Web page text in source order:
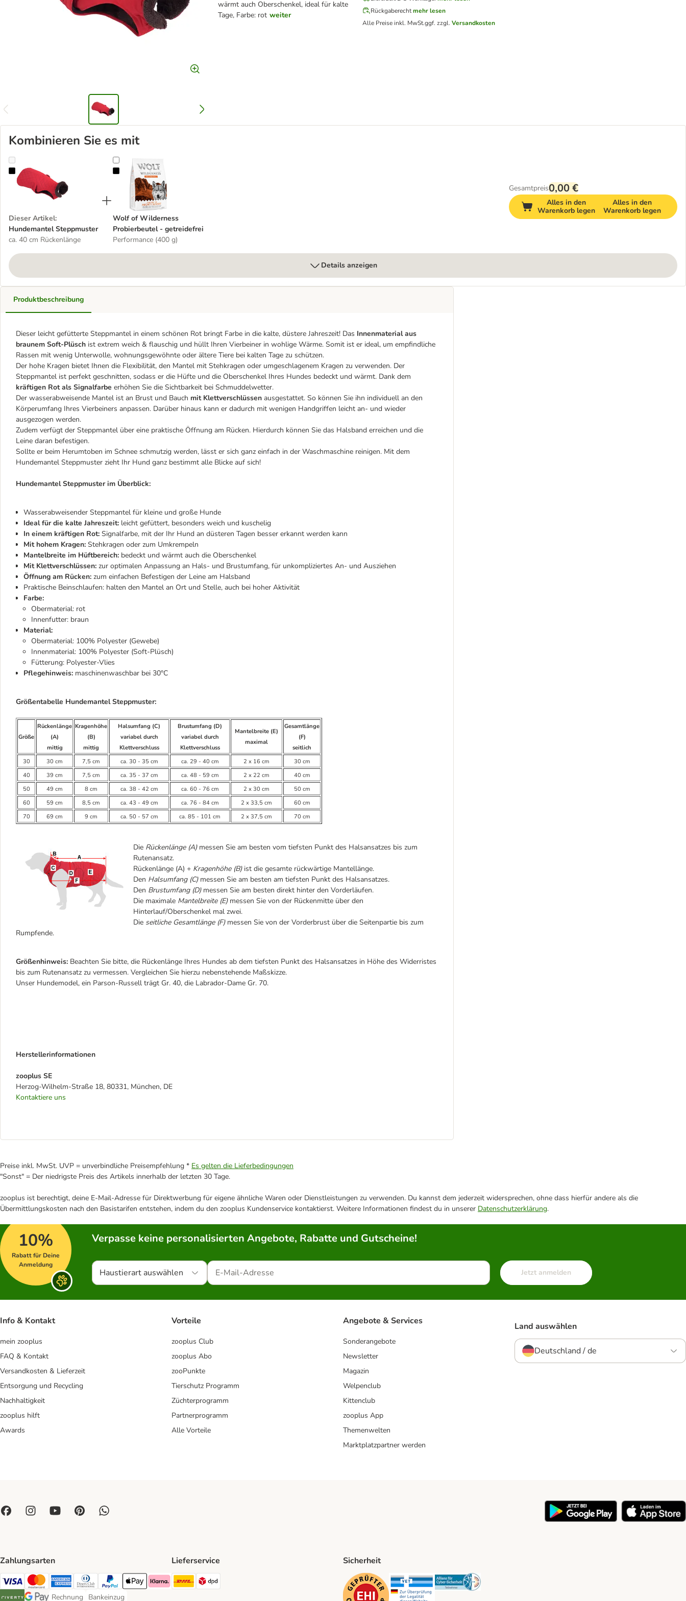
wärmt auch Oberschenkel, ideal für kalte
Tage, Farbe: rot weiter
Rückgaberecht mehr lesen
Alle Preise inkl. MwSt.ggf. zzgl. Versandkosten
Kombinieren Sie es mit
Hundemantel Steppmuster
Dieser Artikel:
Hundemantel Steppmuster
ca. 40 cm Rückenlänge
Wolf of Wilderness Probierbeutel - getreidefrei
Wolf of Wilderness
Probierbeutel - getreidefrei
Performance (400 g)
Gesamtpreis0,00 €
Alles in den
Warenkorb legen
Alles in den
Warenkorb legen
Details anzeigen
Produktbeschreibung
Dieser leicht gefütterte Steppmantel in einem schönen Rot bringt Farbe in die kalte, düstere Jahreszeit! Das Innenmaterial aus
braunem Soft-Plüsch ist extrem weich & flauschig und hüllt Ihren Vierbeiner in wohlige Wärme. Somit ist er ideal, um empfindliche
Rassen mit wenig Unterwolle, wohnungsgewöhnte oder ältere Tiere bei kalten Tage zu schützen.
Der hohe Kragen bietet Ihnen die Flexibilität, den Mantel mit Stehkragen oder umgeschlagenem Kragen zu verwenden. Der
Steppmantel ist perfekt geschnitten, sodass er die Hüfte und die Oberschenkel Ihres Hundes bedeckt und wärmt. Dank dem
kräftigen Rot als Signalfarbe erhöhen Sie die Sichtbarkeit bei Schmuddelwetter.
Der wasserabweisende Mantel ist an Brust und Bauch mit Klettverschlüssen ausgestattet. So können Sie ihn individuell an den
Körperumfang Ihres Vierbeiners anpassen. Darüber hinaus kann er dadurch mit wenigen Handgriffen leicht an- und wieder
ausgezogen werden.
Zudem verfügt der Steppmantel über eine praktische Öffnung am Rücken. Hierdurch können Sie das Halsband erreichen und die
Leine daran befestigen.
Sollte er beim Herumtoben im Schnee schmutzig werden, lässt er sich ganz einfach in der Waschmaschine reinigen. Mit dem
Hundemantel Steppmuster zieht Ihr Hund ganz bestimmt alle Blicke auf sich!
Hundemantel Steppmuster im Überblick:
Wasserabweisender Steppmantel für kleine und große Hunde
Ideal für die kalte Jahreszeit: leicht gefüttert, besonders weich und kuschelig
In einem kräftigen Rot: Signalfarbe, mit der Ihr Hund an düsteren Tagen besser erkannt werden kann
Mit hohem Kragen: Stehkragen oder zum Umkrempeln
Mantelbreite im Hüftbereich: bedeckt und wärmt auch die Oberschenkel
Mit Klettverschlüssen: zur optimalen Anpassung an Hals- und Brustumfang, für unkompliziertes An- und Ausziehen
Öffnung am Rücken: zum einfachen Befestigen der Leine am Halsband
Praktische Beinschlaufen: halten den Mantel an Ort und Stelle, auch bei hoher Aktivität
Farbe:
Obermaterial: rot
Innenfutter: braun
Material:
Obermaterial: 100% Polyester (Gewebe)
Innenmaterial: 100% Polyester (Soft-Plüsch)
Fütterung: Polyester-Vlies
Pflegehinweis: maschinenwaschbar bei 30°C
Größentabelle Hundemantel Steppmuster:
Größe
Rückenlänge
(A)
mittig
Kragenhöhe
(B)
mittig
Halsumfang (C)
variabel durch
Klettverschluss
Brustumfang (D)
variabel durch
Klettverschluss
Mantelbreite (E)
maximal
Gesamtlänge
(F)
seitlich
30
30 cm 7,5 cm ca. 30 - 35 cm ca. 29 - 40 cm 2 x 16 cm
30 cm
40
39 cm 7,5 cm ca. 35 - 37 cm ca. 48 - 59 cm 2 x 22 cm
40 cm
50
49 cm 8 cm ca. 38 - 42 cm ca. 60 - 76 cm 2 x 30 cm
50 cm
60
59 cm 8,5 cm ca. 43 - 49 cm ca. 76 - 84 cm 2 x 33,5 cm
60 cm
70
69 cm 9 cm ca. 50 - 57 cm ca. 85 - 101 cm 2 x 37,5 cm 70 cm
Die Rückenlänge (A)messen Sie am besten vom tiefsten Punkt des Halsansatzes bis zum
Rutenansatz.
Rückenlänge (A) + Kragenhöhe (B)ist die gesamte rückwärtige Mantellänge.
Den Halsumfang (C)messen Sie am besten am tiefsten Punkt des Halsansatzes.
Den Brustumfang (D)messen Sie am besten direkt hinter den Vorderläufen.
Die maximale Mantelbreite (E)messen Sie von der Rückenmitte über den
Hinterlauf/Oberschenkel mal zwei.
Die seitliche Gesamtlänge (F)messen Sie von der Vorderbrust über die Seitenpartie bis zum
Rumpfende.
Größenhinweis: Beachten Sie bitte, die Rückenlänge Ihres Hundes ab dem tiefsten Punkt des Halsansatzes in Höhe des Widerristes
bis zum Rutenansatz zu vermessen. Vergleichen Sie hierzu nebenstehende Maßskizze.
Unser Hundemodel, ein Parson-Russell trägt Gr. 40, die Labrador-Dame Gr. 70.
Herstellerinformationen
zooplus SE
Herzog-Wilhelm-Straße 18, 80331, München, DE
Kontaktiere uns
Preise inkl. MwSt. UVP = unverbindliche Preisempfehlung * Es gelten die Lieferbedingungen
"Sonst" = Der niedrigste Preis des Artikels innerhalb der letzten 30 Tage.
zooplus ist berechtigt, deine E-Mail-Adresse für Direktwerbung für eigene ähnliche Waren oder Dienstleistungen zu verwenden. Du kannst dem jederzeit widersprechen, ohne dass hierfür andere als die
Übermittlungskosten nach den Basistarifen entstehen, indem du den zooplus Kundenservice kontaktierst. Weitere Informationen findest du in unserer Datenschutzerklärung.
10%
Rabatt für Deine
Anmeldung
Verpasse keine personalisierten Angebote, Rabatte und Gutscheine!
Haustierart auswählen Jetzt anmelden
Info & Kontakt
mein zooplus
FAQ & Kontakt
Versandkosten & Lieferzeit
Entsorgung und Recycling
Nachhaltigkeit
zooplus hilft
Awards
Vorteile
zooplus Club
zooplus Abo
zooPunkte
Tierschutz Programm
Züchterprogramm
Partnerprogramm
Alle Vorteile
Angebote & Services
Sonderangebote
Newsletter
Magazin
Welpenclub
Kittenclub
zooplus App
Themenwelten
Marktplatzpartner werden
Land auswählen
Deutschland / de
Zahlungsarten
Visa Payment Method
Mastercard Payment Method
American Express Payment Method
Diners Club Payment Method
PayPal Payment Method
Apple Pay Payment Method
Klarna Payment Method
Rechnung Bankeinzug
Lieferservice
DHL Shipping Method
Sicherheit
Security Security Security